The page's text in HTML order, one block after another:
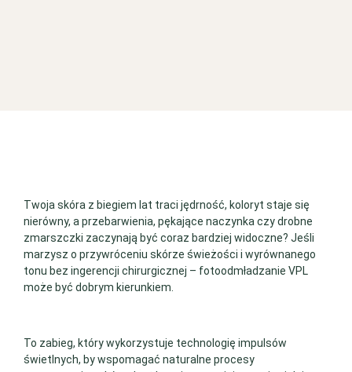
Twoja skóra z biegiem lat traci jędrność, koloryt staje się
nierówny, a przebarwienia, pękające naczynka czy drobne
zmarszczki zaczynają być coraz bardziej widoczne? Jeśli
marzysz o przywróceniu skórze świeżości i wyrównanego
tonu bez ingerencji chirurgicznej – fotoodmładzanie VPL
może być dobrym kierunkiem.
To zabieg, który wykorzystuje technologię impulsów
świetlnych, by wspomagać naturalne procesy